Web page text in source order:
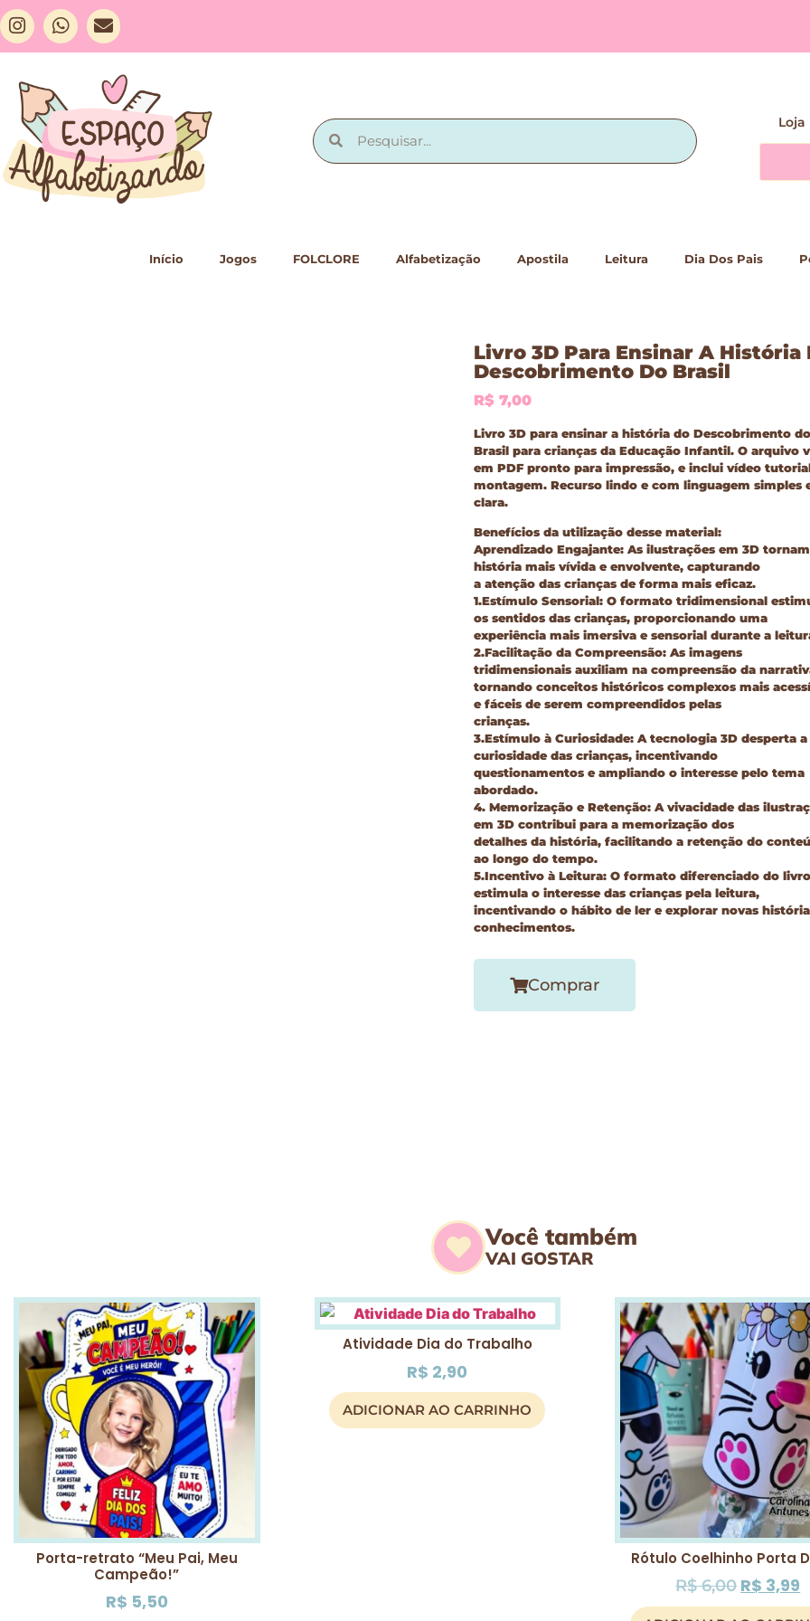
Loja
Início Jogos FOLCLORE Alfabetização Apostila Leitura Dia Dos Pais
Livro 3D Para Ensinar A História
Descobrimento Do Brasil
R$ 7,00
Livro 3D para ensinar a história do Descobrimento do
Brasil para crianças da Educação Infantil. O arquivo
em PDF pronto para impressão, e inclui vídeo
montagem. Recurso lindo e com linguagem simples
clara.
Benefícios da utilização desse material:
Aprendizado Engajante: As ilustrações em 3D
história mais vívida e envolvente, capturando
a atenção das crianças de forma mais eficaz.
1.Estímulo Sensorial: O formato tridimensional
os sentidos das crianças, proporcionando uma
experiência mais imersiva e sensorial durante a
2.Facilitação da Compreensão: As imagens
tridimensionais auxiliam na compreensão da
tornando conceitos históricos complexos mais
e fáceis de serem compreendidos pelas
crianças.
3.Estímulo à Curiosidade: A tecnologia 3D desperta a
curiosidade das crianças, incentivando
questionamentos e ampliando o interesse pelo tema
abordado.
4. Memorização e Retenção: A vivacidade das
em 3D contribui para a memorização dos
detalhes da história, facilitando a retenção do
ao longo do tempo.
5.Incentivo à Leitura: O formato diferenciado do livro
estimula o interesse das crianças pela leitura,
incentivando o hábito de ler e explorar novas
conhecimentos.
Comprar
Você também
VAI GOSTAR
Porta-retrato “Meu Pai, Meu
Campeão!”
R$ 5,50
Atividade Dia do Trabalho
R$ 2,90
ADICIONAR AO CARRINHO
Rótulo Coelhinho Porta
R$6,00 R$ 3,99